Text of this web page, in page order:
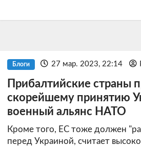
Блоги 27 мар. 2023, 22:14
Прибалтийские страны
скорейшему принятию
военный альянс НАТО
Кроме того, ЕС тоже должен
перед Украиной, считает